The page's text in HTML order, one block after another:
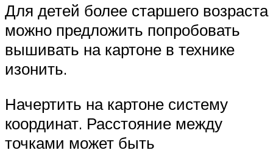
Для детей более старшего возраста
можно предложить попробовать
вышивать на картоне в технике
изонить.
Начертить на картоне систему
координат. Расстояние между
точками может быть